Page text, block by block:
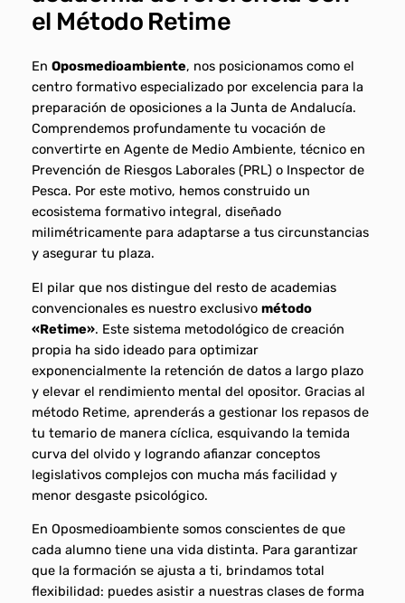
el Método Retime
En Oposmedioambiente, nos posicionamos como el
centro formativo especializado por excelencia para la
preparación de oposiciones a la Junta de Andalucía.
Comprendemos profundamente tu vocación de
convertirte en Agente de Medio Ambiente, técnico en
Prevención de Riesgos Laborales (PRL) o Inspector de
Pesca. Por este motivo, hemos construido un
ecosistema formativo integral, diseñado
milimétricamente para adaptarse a tus circunstancias
y asegurar tu plaza.
El pilar que nos distingue del resto de academias
convencionales es nuestro exclusivo método
«Retime». Este sistema metodológico de creación
propia ha sido ideado para optimizar
exponencialmente la retención de datos a largo plazo
y elevar el rendimiento mental del opositor. Gracias al
método Retime, aprenderás a gestionar los repasos de
tu temario de manera cíclica, esquivando la temida
curva del olvido y logrando afianzar conceptos
legislativos complejos con mucha más facilidad y
menor desgaste psicológico.
En Oposmedioambiente somos conscientes de que
cada alumno tiene una vida distinta. Para garantizar
que la formación se ajusta a ti, brindamos total
flexibilidad: puedes asistir a nuestras clases de forma